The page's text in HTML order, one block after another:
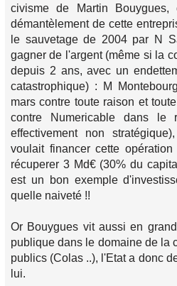
civisme de Martin
démantèlement de cette
le sauvetage de 2004 par N
gagner de l'argent (même si la
depuis 2 ans, avec un
catastrophique) : M
mars contre toute raison et
contre Numericable dans le
effectivement non
voulait financer cette
récuperer 3 Md€ (30% du
est un bon exemple
quelle naiveté !!
Or Bouygues vit aussi en
publique dans le domaine de la
publics (Colas ..), l'Etat a donc
lui.